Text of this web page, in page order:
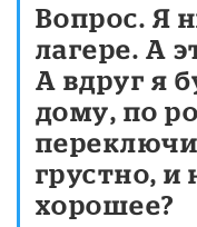
Вопрос. Я
лагере. А
А вдруг я
дому, по
грустно, и
хорошее?